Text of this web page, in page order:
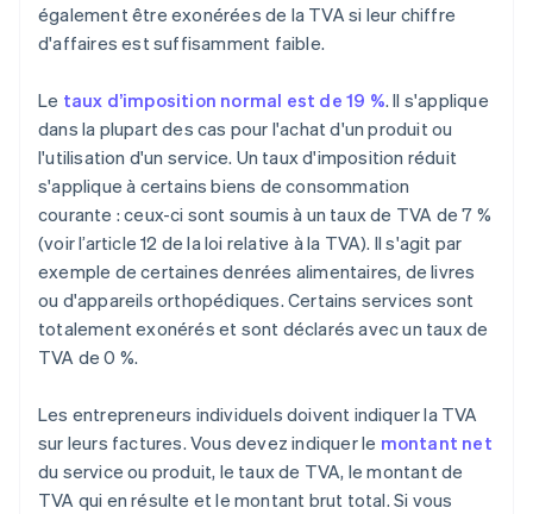
également être exonérées de la TVA si leur chiffre
d'affaires est suffisamment faible.
Le taux d’imposition normal est de 19 %. Il s'applique
dans la plupart des cas pour l'achat d'un produit ou
l'utilisation d'un service. Un taux d'imposition réduit
s'applique à certains biens de consommation
courante : ceux-ci sont soumis à un taux de TVA de 7 %
(voir l’article 12 de la loi relative à la TVA). Il s'agit par
exemple de certaines denrées alimentaires, de livres
ou d'appareils orthopédiques. Certains services sont
totalement exonérés et sont déclarés avec un taux de
TVA de 0 %.
Les entrepreneurs individuels doivent indiquer la TVA
sur leurs factures. Vous devez indiquer le montant net
du service ou produit, le taux de TVA, le montant de
TVA qui en résulte et le montant brut total. Si vous